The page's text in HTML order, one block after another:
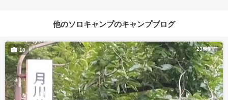
他のソロキャンプのキャンプブログ
23時間前
10